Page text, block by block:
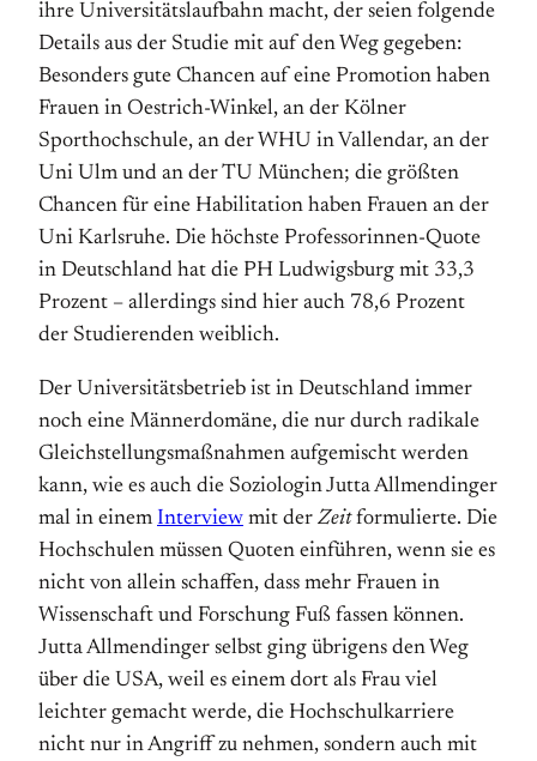
ihre Universitätslaufbahn macht, der seien folgende
Details aus der Studie mit auf den Weg gegeben:
Besonders gute Chancen auf eine Promotion haben
Frauen in Oestrich-Winkel, an der Kölner
Sporthochschule, an der WHU in Vallendar, an der
Uni Ulm und an der TU München; die größten
Chancen für eine Habilitation haben Frauen an der
Uni Karlsruhe. Die höchste Professorinnen-Quote
in Deutschland hat die PH Ludwigsburg mit 33,3
Prozent – allerdings sind hier auch 78,6 Prozent
der Studierenden weiblich.
Der Universitätsbetrieb ist in Deutschland immer
noch eine Männerdomäne, die nur durch radikale
Gleichstellungsmaßnahmen aufgemischt werden
kann, wie es auch die Soziologin Jutta Allmendinger
mal in einem Interview mit der Zeitformulierte. Die
Hochschulen müssen Quoten einführen, wenn sie es
nicht von allein schaffen, dass mehr Frauen in
Wissenschaft und Forschung Fuß fassen können.
Jutta Allmendinger selbst ging übrigens den Weg
über die USA, weil es einem dort als Frau viel
leichter gemacht werde, die Hochschulkarriere
nicht nur in Angriff zu nehmen, sondern auch mit